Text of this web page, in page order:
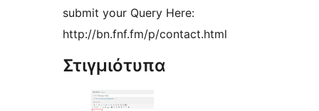
submit your Query Here:
http://bn.fnf.fm/p/contact.html
Στιγμιότυπα